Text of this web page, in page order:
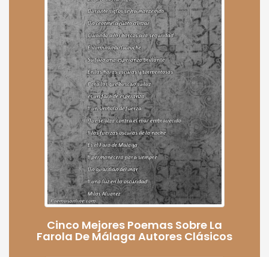
Cinco Mejores Poemas Sobre La
Farola De Málaga Autores Clásicos